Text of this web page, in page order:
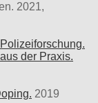
2021,
der Praxis.
2019